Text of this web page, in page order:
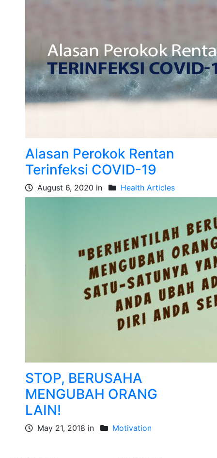
Alasan Perokok Rentan
Terinfeksi COVID-19
August 6, 2020 in Health Articles
STOP, BERUSAHA
MENGUBAH ORANG
LAIN!
May 21, 2018 in Motivation